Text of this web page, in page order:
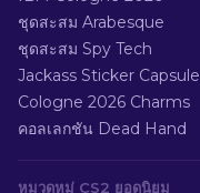
ชุดสะสม Arabesque
ชุดสะสม Spy Tech
Jackass Sticker Capsule
Cologne 2026 Charms
คอลเลกชัน Dead Hand
หมวดหมู่ CS2 ยอดนิยม